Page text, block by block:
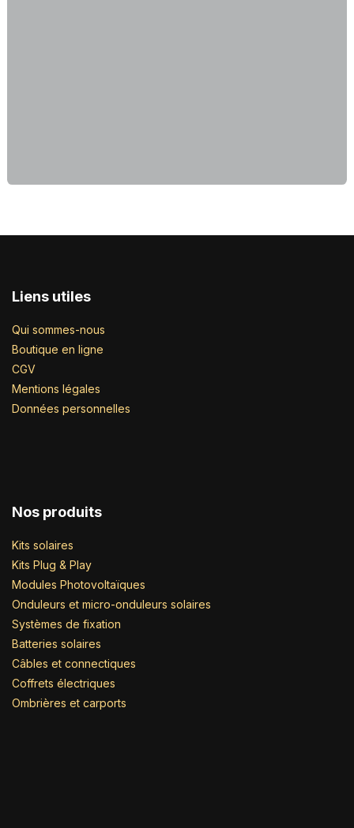
Liens utiles
Qui sommes-nous
Boutique en ligne
CGV
Mentions légales
Données personnelles
Nos produits
Kits solaires
Kits Plug & Play
Modules Photovoltaïques
Onduleurs et micro-onduleurs solaires
Systèmes de fixation
Batteries solaires
Câbles et connectiques
Coffrets électriques
Ombrières et carports